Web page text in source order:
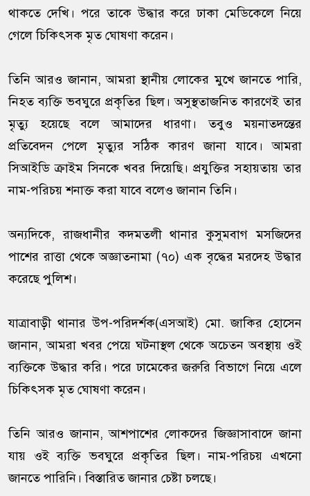
থাকতে দেখি। পরে তাকে উদ্ধার করে ঢাকা মেডিকেলে নিয়ে
গেলে চিকিৎসক মৃত ঘোষণা করেন।
তিনি আরও জানান, আমরা স্থানীয় লোকের মুখে জানতে পারি,
নিহত ব্যক্তি ভবঘুরে প্রকৃতির ছিল। অসুস্থতাজনিত কারণেই তার
মৃত্যু হয়েছে বলে আমাদের ধারণা। তবুও ময়নাতদন্তের
প্রতিবেদন পেলে মৃত্যুর সঠিক কারণ জানা যাবে। আমরা
সিআইডি ক্রাইম সিনকে খবর দিয়েছি। প্রযুক্তির সহায়তায় তার
নাম-পরিচয় শনাক্ত করা যাবে বলেও জানান তিনি।
অন্যদিকে, রাজধানীর কদমতলী থানার কুসুমবাগ মসজিদের
পাশের রাত্তা থেকে অজ্ঞাতনামা (৭০) এক বৃদ্ধের মরদেহ উদ্ধার
করেছে পুলিশ।
যাত্রাবাড়ী থানার উপ-পরিদর্শক(এসআই) মো. জাকির হোসেন
জানান, আমরা খবর পেয়ে ঘটনাস্থল থেকে অচেতন অবস্থায় ওই
ব্যক্তিকে উদ্ধার করি। পরে ঢামেকের জরুরি বিভাগে নিয়ে এলে
চিকিৎসক মৃত ঘোষণা করেন।
তিনি আরও জানান, আশপাশের লোকদের জিজ্ঞাসাবাদে জানা
যায় ওই ব্যক্তি ভবঘুরে প্রকৃতির ছিল। নাম-পরিচয় এখনো
জানতে পারিনি। বিস্তারিত জানার চেষ্টা চলছে।